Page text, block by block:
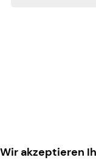
Wir akzeptieren